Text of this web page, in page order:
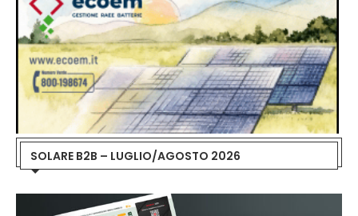
SOLARE B2B – LUGLIO/AGOSTO 2026